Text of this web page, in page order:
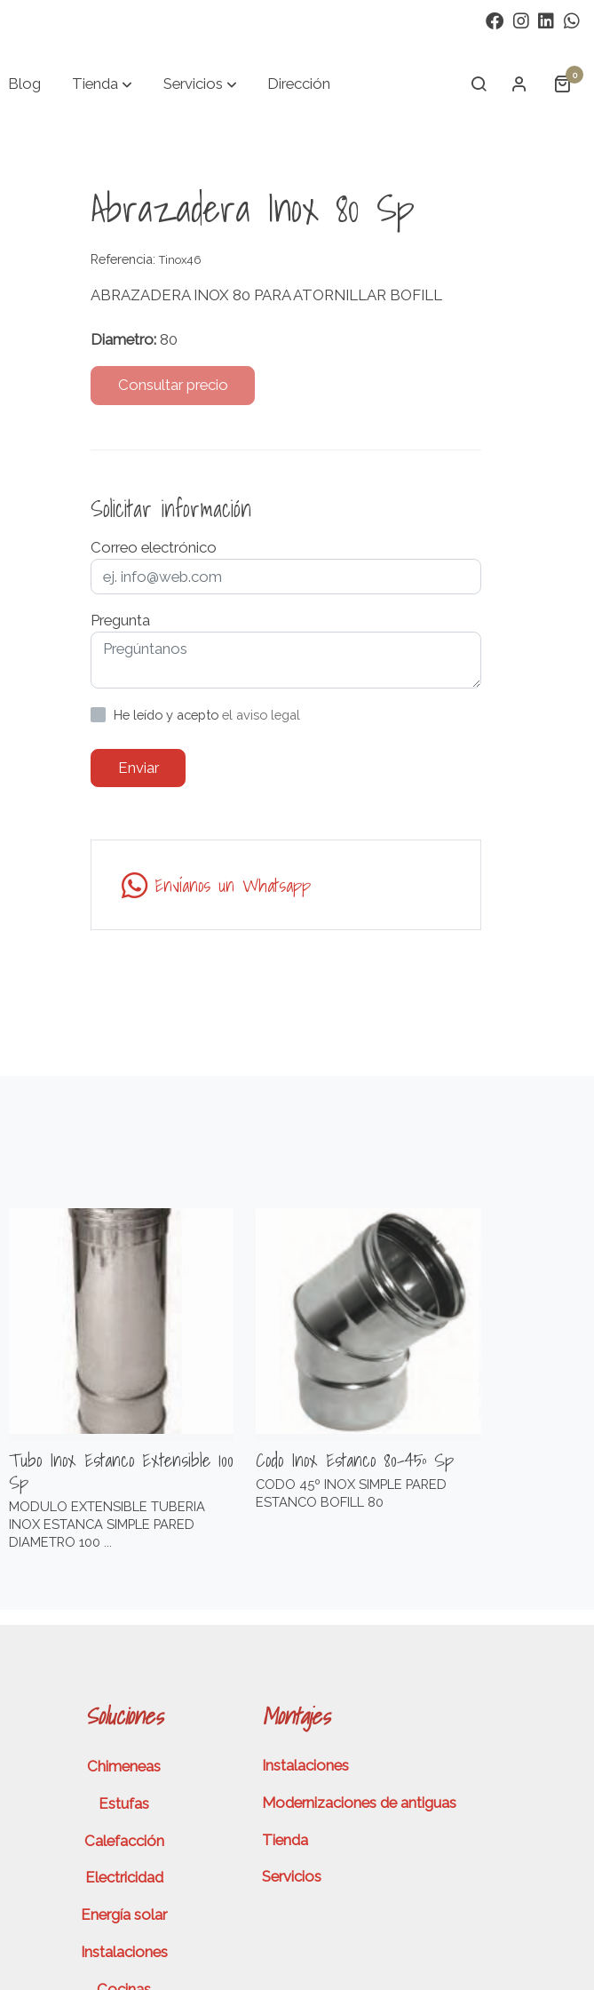
Blog Tienda Servicios Dirección 0
Abrazadera Inox 80 Sp
Referencia:Tinox46
ABRAZADERA INOX 80 PARA ATORNILLAR BOFILL
Diametro: 80
Consultar precio
Solicitar información
Correo electrónico
Pregunta
He leído y acepto el aviso legal
Enviar
Envíanos un Whatsapp
Tubo Inox Estanco Extensible 100
Sp
MODULO EXTENSIBLE TUBERIA
INOX ESTANCA SIMPLE PARED
DIAMETRO 100 ...
Codo Inox Estanco 80-45º Sp
CODO 45º INOX SIMPLE PARED
ESTANCO BOFILL 80
Soluciones
Chimeneas
Estufas
Calefacción
Electricidad
Energía solar
Instalaciones
Montajes
Instalaciones
Modernizaciones de antiguas
Tienda
Servicios